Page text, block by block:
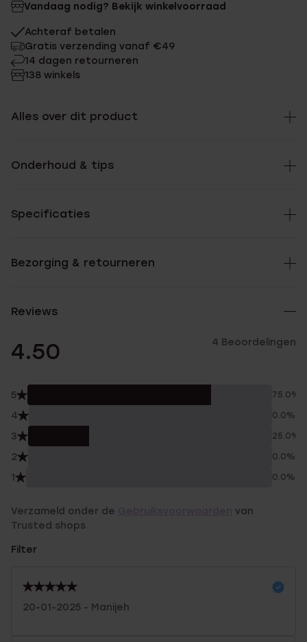
Vandaag nodig? Bekijk winkelvoorraad
Achteraf betalen
Gratis verzending vanaf €49
14 dagen retourneren
138 winkels
Alles over dit product
Onderhoud & tips
Specificaties
Bezorging & retourneren
Reviews
4.50 4 Beoordelingen
5 75.0%
4 0.0%
3 25.0%
2 0.0%
1 0.0%
Verzameld onder de
van
Trusted shops
Filter
20-01-2025 - Manijeh